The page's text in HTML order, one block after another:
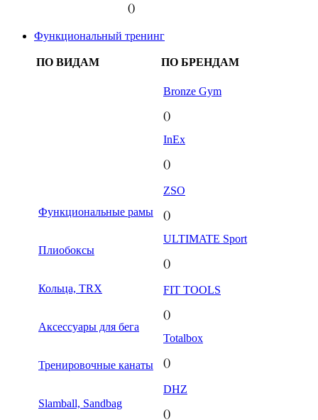
()
Функциональный тренинг
ПО ВИДАМ ПО БРЕНДАМ
Функциональные рамы
Плиобоксы
Кольца, TRX
Аксессуары для бега
Тренировочные канаты
Slamball, Sandbag
Bronze Gym
()
InEx
()
ZSO
()
ULTIMATE Sport
()
FIT TOOLS
()
Totalbox
()
DHZ
()